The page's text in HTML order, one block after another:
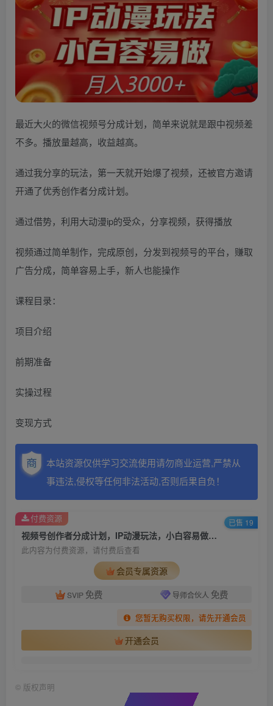
最近大火的微信视频号分成计划，简单来说就是跟中视频差
不多。播放量越高，收益越高。
通过我分享的玩法，第一天就开始爆了视频，还被官方邀请
开通了优秀创作者分成计划。
通过借势，利用大动漫ip的受众，分享视频，获得播放
视频通过简单制作，完成原创，分发到视频号的平台，赚取
广告分成，简单容易上手，新人也能操作
课程目录：
项目介绍
前期准备
实操过程
变现方式
本站资源仅供学习交流使用请勿商业运营,严禁从
事违法,侵权等任何非法活动,否则后果自负！
视频号创作者分成计划，IP动漫玩法，小白容易做，月入3000+【揭秘】
此内容为付费资源，请付费后查看
会员专属资源
SVIP 免费 导师合伙人 免费
您暂无购买权限，请先开通会员
开通会员
付费资源 已售 19
© 版权声明